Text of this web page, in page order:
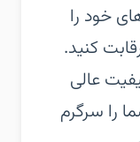
خود را
کنید.
و با کیفیت عالی
را سرگرم